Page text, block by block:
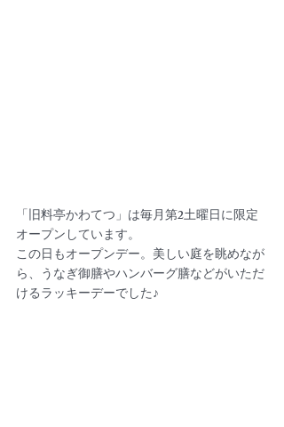
「旧料亭かわてつ」は毎月第2土曜日に限定
オープンしています。
この日もオープンデー。美しい庭を眺めなが
ら、うなぎ御膳やハンバーグ膳などがいただ
けるラッキーデーでした♪